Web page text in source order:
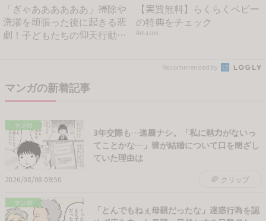
「ぎゃああああああ」掃除や
洗濯を頑張った後に起きる悲
劇！子どもたちの仰天行動が
【実質無料】らくらくベビー
の特典をチェック
Amazon
Recommended by
マンガの新着記事
マンガ
3年交際も…進展ナシ。「私に魅力がないっ
てことかな…」彼が結婚について口を閉ざし
ていた理由は
2026/08/08 09:50 クリップ
マンガ
「とんでもねぇ母親だったな」迷惑行為を認